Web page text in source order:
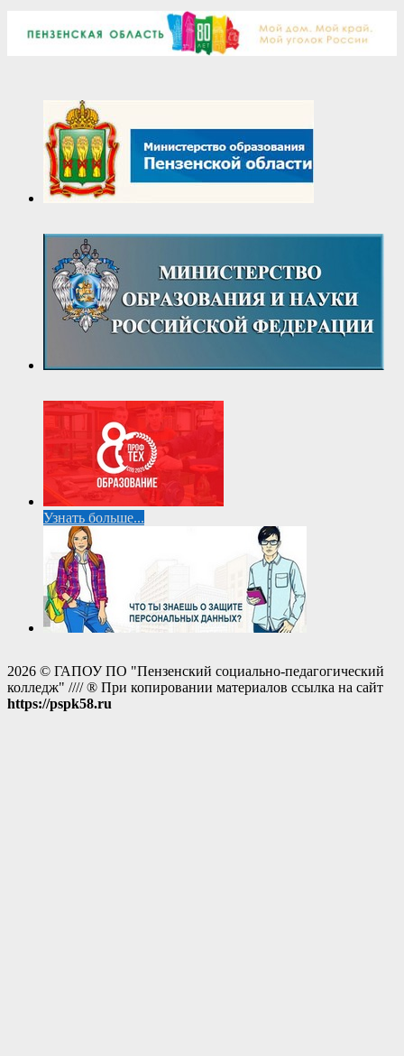
Узнать больше...
2026 © ГАПОУ ПО "Пензенский социально-педагогический
колледж" //// ® При копировании материалов ссылка на сайт
https://pspk58.ru